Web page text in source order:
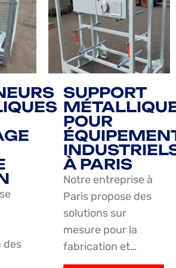
des
SUPPORT
POUR
À PARIS
Notre entreprise à
Paris propose des
solutions sur
mesure pour la
fabrication et…